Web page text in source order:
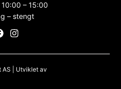
– 15:00
– stengt
AS | Utviklet av